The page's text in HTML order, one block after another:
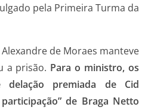
pela Primeira Turma da
de Moraes manteve
a prisão. Para o ministro, os
delação premiada de Cid
de Braga Netto